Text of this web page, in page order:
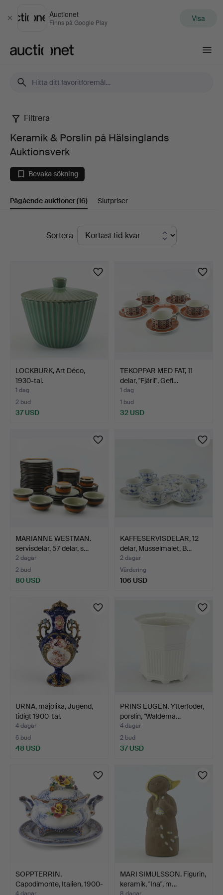
Stäng
Auctionet
Finns på Google Play Visa
Keramik
Porslin
på
Auktionsverk
Filtrera
Keramik & Porslin på Hälsinglands
Auktionsverk
Bevaka sökning
Pågående auktioner(16) Slutpriser
PågåendeSortera
LOCKBURK, Art Déco,
1930-tal.
1 dag
2 bud
37 USD
TEKOPPAR MED FAT, 11
delar, "Fjäril", Gefl…
1 dag
1 bud
32 USD
MARIANNE WESTMAN.
servisdelar, 57 delar, s…
2 dagar
2 bud
80 USD
KAFFESERVISDELAR, 12
delar, Musselmalet, B…
2 dagar
Värdering
106 USD
URNA, majolika, Jugend,
tidigt 1900-tal.
4 dagar
6 bud
48 USD
PRINS EUGEN. Ytterfoder,
porslin, "Waldema…
4 dagar
2 bud
37 USD
SOPPTERRIN,
Capodimonte, Italien, 1900-
4 dagar
MARI SIMULSSON. Figurin,
keramik, "Ina", m…
8 dagar